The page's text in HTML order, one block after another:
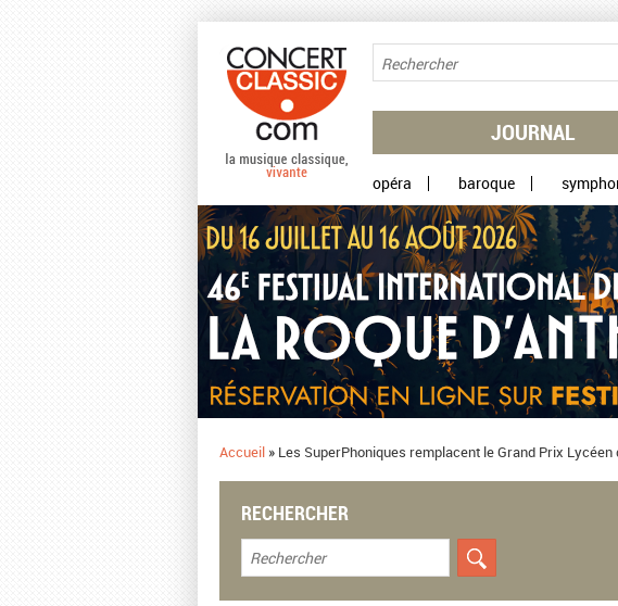
JOURNAL
opéra baroque
Accueil » Les SuperPhoniques remplacent le Grand Prix
RECHERCHER